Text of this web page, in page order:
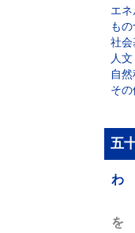
エ
も
社会
人
自
その
五
わ
を